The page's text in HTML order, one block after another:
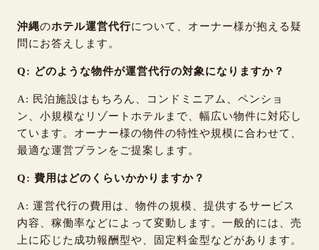
沖縄のホテル運営代行について、オーナー様が抱える疑
問にお答えします。
Q: どのような物件が運営代行の対象になりますか？
A: 民泊施設はもちろん、コンドミニアム、ペンショ
ン、小規模なリゾートホテルまで、幅広い物件に対応し
ています。オーナー様の物件の特性や規模に合わせて、
最適な運営プランをご提案します。
Q: 費用はどのくらいかかりますか？
A: 運営代行の費用は、物件の規模、提供するサービス
内容、稼働率などによって変動します。一般的には、売
上に応じた成功報酬型や、固定料金型などがあります。